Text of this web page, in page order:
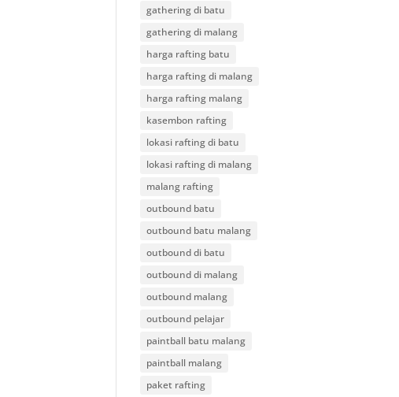
gathering di batu
gathering di malang
harga rafting batu
harga rafting di malang
harga rafting malang
kasembon rafting
lokasi rafting di batu
lokasi rafting di malang
malang rafting
outbound batu
outbound batu malang
outbound di batu
outbound di malang
outbound malang
outbound pelajar
paintball batu malang
paintball malang
paket rafting